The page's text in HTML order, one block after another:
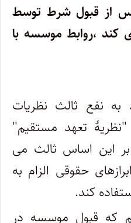
از قبول شرط توسط
کند ،روابط موسسه با
نفع ثالث نظریات
تعهد مستقیم"
این اساس ثالث می
حقوقی الزام به
کند.
که قبول موسسه در